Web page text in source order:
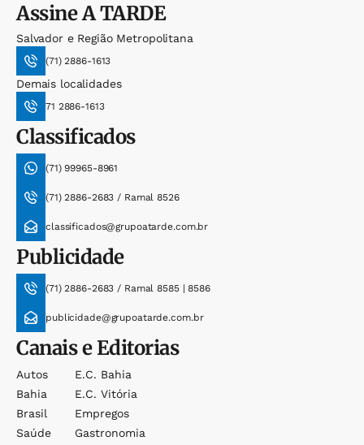
AssineA TARDE
Salvador e Região Metropolitana
(71) 2886-1613
Demais localidades
71 2886-1613
Classificados
(71) 99965-8961
(71) 2886-2683 / Ramal 8526
classificados@grupoatarde.com.br
Publicidade
(71) 2886-2683 / Ramal 8585 | 8586
publicidade@grupoatarde.com.br
Canais e Editorias
Autos
Bahia
Brasil
Saúde
E.c. Bahia
E.c. Vitória
Empregos
Gastronomia